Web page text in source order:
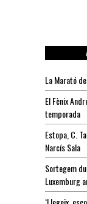
La Marató
El Fènix
temporada
Estopa, C.
Narcís Sala
Sortegem
Luxemburg